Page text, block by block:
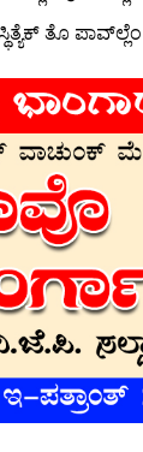
ಸ್ಥಿತ್ಯೆಕ್ ತೊ